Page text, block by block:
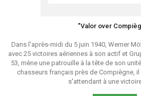
"Valor over
Dans l'après-midi du 5 juin 1940, Werner
avec 25 victoires aériennes à son actif et
53, mène une patrouille à la tête de son
chasseurs français près de Compiègne,
s'attendant à une